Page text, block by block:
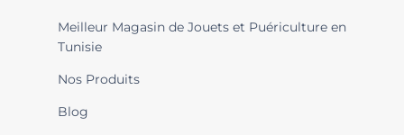
Meilleur Magasin de Jouets et Puériculture en
Tunisie
Nos Produits
Blog